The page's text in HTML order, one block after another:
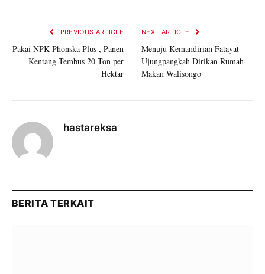
PREVIOUS ARTICLE
Pakai NPK Phonska Plus , Panen
Kentang Tembus 20 Ton per
Hektar
NEXT ARTICLE
Menuju Kemandirian Fatayat
Ujungpangkah Dirikan Rumah
Makan Walisongo
hastareksa
BERITA TERKAIT